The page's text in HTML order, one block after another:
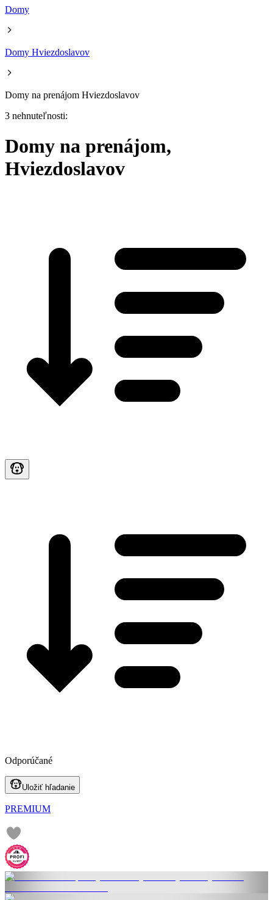
Domy
Domy Hviezdoslavov
Domy na prenájom Hviezdoslavov
3 nehnuteľnosti:
Domy na prenájom,
Hviezdoslavov
Odporúčané
Uložiť hľadanie
PREMIUM